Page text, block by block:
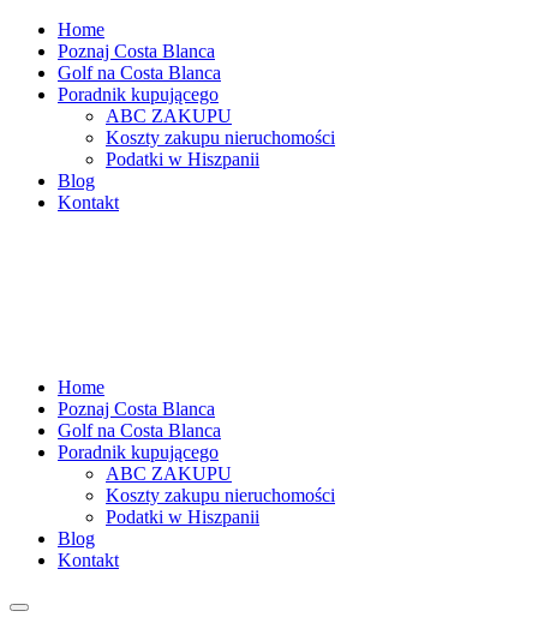
Home
Poznaj Costa Blanca
Golf na Costa Blanca
Poradnik kupującego
ABC ZAKUPU
Koszty zakupu nieruchomości
Podatki w Hiszpanii
Blog
Kontakt
Home
Poznaj Costa Blanca
Golf na Costa Blanca
Poradnik kupującego
ABC ZAKUPU
Koszty zakupu nieruchomości
Podatki w Hiszpanii
Blog
Kontakt